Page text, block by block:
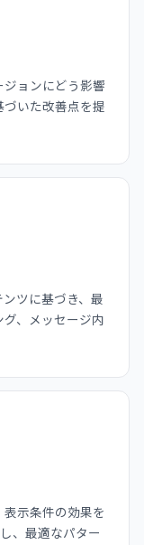
ョンにどう影響
づいた改善点を提
ツに基づき、最
、メッセージ内
示条件の効果を
、最適なパター